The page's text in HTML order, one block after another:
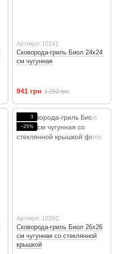
Артикул: 10241
Сковорода-гриль Биол 24х24
см чугунная
941 грн 1 252 грн
3
−25%
Артикул: 1026C
Сковорода-гриль Биол 26х26
см чугунная со стеклянной
крышкой